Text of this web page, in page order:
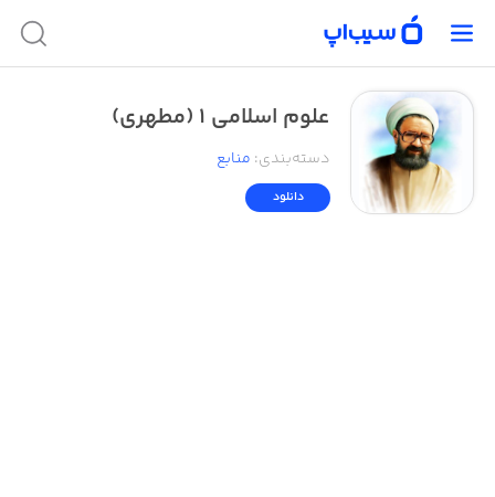
علوم اسلامی ۱ (مطهری)
دسته‌بندی: منابع
دانلود